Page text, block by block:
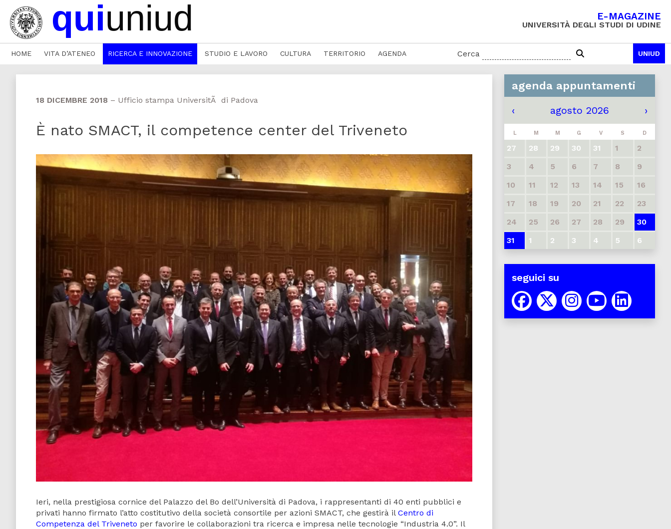
E-MAGAZINE
UNIVERSITÀ DEGLI STUDI DI UDINE
HOME VITA D’ATENEO RICERCA E INNOVAZIONE STUDIO E LAVORO CULTURA TERRITORIO AGENDA Cerca UNIUD
18 DICEMBRE 2018 – Ufficio stampa UniversitÃ di Padova
È nato SMACT, il competence center del Triveneto
Ieri, nella prestigiosa cornice del Palazzo del Bo dell’Università di Padova, i rappresentanti di 40 enti pubblici e
privati hanno firmato l’atto costitutivo della società consortile per azioni SMACT, che gestirà il Centro di
Competenza del Triveneto per favorire le collaborazioni tra ricerca e impresa nelle tecnologie “Industria 4.0”. Il
agenda appuntamenti
‹ agosto 2026 ›
L M M G V S D
27 28 29 30 31 1
2
3
4 5 6 7 8
9
10
11 12 13 14 15
16
17
18 19 20 21 22
23
24
25 26 27 28 29
30
31
1 2 3 4 5 6
seguici su